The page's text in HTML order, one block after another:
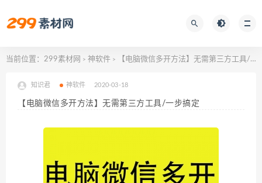
当前位置： 299素材网 > 神软件 > 【电脑微信多开方法】无需第三方工具/一步搞定
知识君 神软件 2020-03-18
【电脑微信多开方法】无需第三方工具/一步搞定